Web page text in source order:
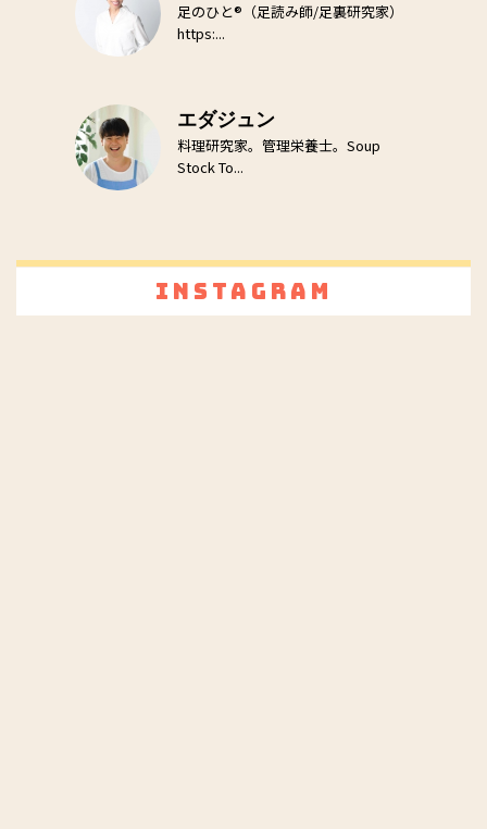
足のひと®（足読み師/足裏研究家）
https:...
エダジュン
料理研究家。管理栄養士。Soup
Stock To...
Instagram